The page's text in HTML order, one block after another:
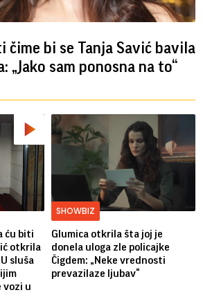
čime bi se Tanja Savić bavila
„Jako sam ponosna na to“
ću biti
otkrila
sluša
vozi u
SHOWBIZ
Glumica otkrila šta joj je
donela uloga zle policajke
Čigdem: „Neke vrednosti
prevazilaze ljubav“